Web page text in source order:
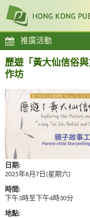
推廣活動
歷遊「黃大仙信俗
作坊
日期:
2025年6月7日(星期六)
時間:
下午3時至下午4時30分
地點: